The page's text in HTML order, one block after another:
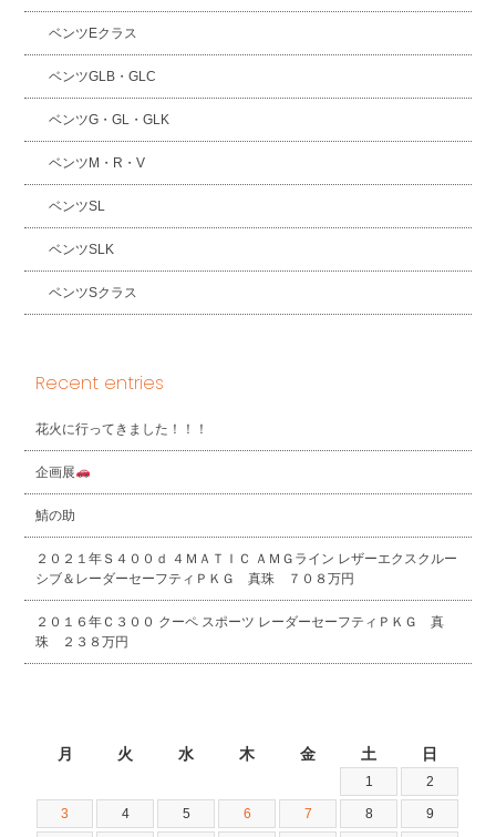
ベンツEクラス
ベンツGLB・GLC
ベンツG・GL・GLK
ベンツM・R・V
ベンツSL
ベンツSLK
ベンツSクラス
Recent entries
花火に行ってきました！！！
企画展
鯖の助
２０２１年Ｓ４００ｄ ４ＭＡＴＩＣ ＡＭＧライン レザーエクスクルー
シブ＆レーダーセーフティＰＫＧ 真珠 ７０８万円
２０１６年Ｃ３００ クーペ スポーツ レーダーセーフティＰＫＧ 真
珠 ２３８万円
月 火 水 木 金 土 日
1 2
3 4 5 6 7 8 9